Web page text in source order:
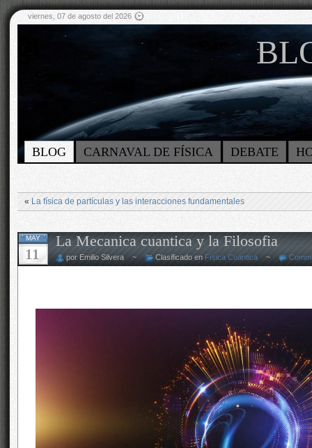
viernes, 07 de agosto del 2026
BLOG CARNAVAL DE FÍSICA DEBATE
« La física de partículas y las interacciones fundamentales
MAY
11
La Mecanica cuantica y la Filosofia
por Emilio Silvera ~ Clasificado en Física Cuántica ~